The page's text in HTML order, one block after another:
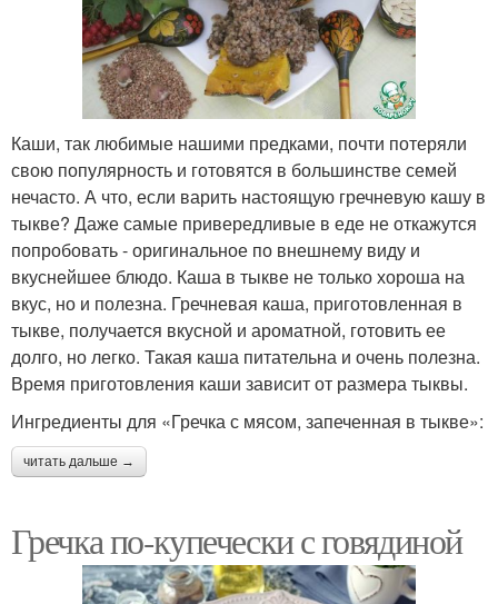
Каши, так любимые нашими предками, почти потеряли
свою популярность и готовятся в большинстве семей
нечасто. А что, если варить настоящую гречневую кашу в
тыкве? Даже самые привередливые в еде не откажутся
попробовать - оригинальное по внешнему виду и
вкуснейшее блюдо. Каша в тыкве не только хороша на
вкус, но и полезна. Гречневая каша, приготовленная в
тыкве, получается вкусной и ароматной, готовить ее
долго, но легко. Такая каша питательна и очень полезна.
Время приготовления каши зависит от размера тыквы.
Ингредиенты для «Гречка с мясом, запеченная в тыкве»:
читать дальше →
Гречка по-купечески с говядиной